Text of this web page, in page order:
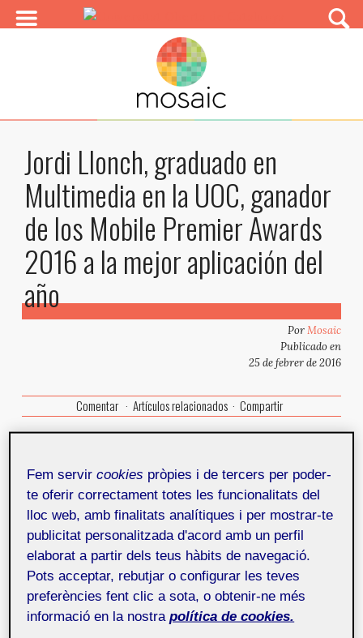
Jordi Llonch, graduado en
Multimedia en la UOC, ganador
de los Mobile Premier Awards
2016 a la mejor aplicación del
año
PorMosaic
Publicado en
25 de febrer de 2016
Comentar Artículos relacionados Compartir
Los premios Mobile Premier Awardsestán
considerados como los premios de referencia en el
sector de las apps a nivel internacional por su apoyo a
la comunidad global de desarrolladores desde hace
una década. Se celebran anualmente coincidiendo con
el Mobile World Congress y son un reconocimiento a
las mejores aplicaciones del mundo creadas por
Fem servircookies pròpies i de tercers per poder-
te oferir correctament totes les funcionalitats del
lloc web, amb finalitats analítiques i per mostrar-te
publicitat personalitzada d'acord amb un perfil
elaborat a partir dels teus hàbits de navegació.
Pots acceptar, rebutjar o configurar les teves
preferències fent clic a sota, o obtenir-ne més
informació en la nostra política de cookies.